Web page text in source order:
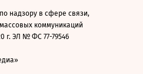
надзору в сфере связи,
коммуникаций
г. ЭЛ № ФС 77-79546